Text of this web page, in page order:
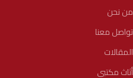
من نحن
تواصل معنا
المقالات
أثاث مكتبي